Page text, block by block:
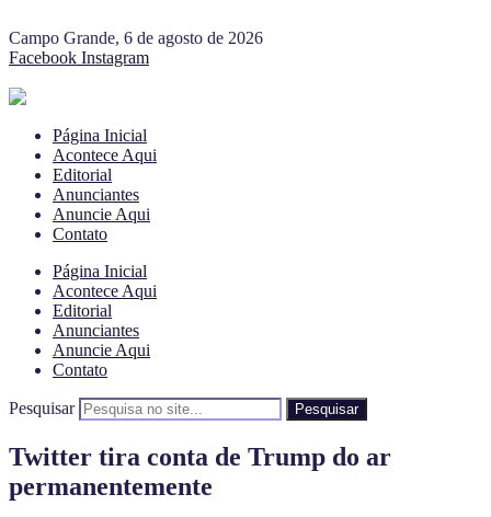
Campo Grande, 6 de agosto de 2026
Facebook Instagram
Página Inicial
Acontece Aqui
Editorial
Anunciantes
Anuncie Aqui
Contato
Página Inicial
Acontece Aqui
Editorial
Anunciantes
Anuncie Aqui
Contato
Pesquisar Pesquisar
Twitter tira conta de Trump do ar
permanentemente